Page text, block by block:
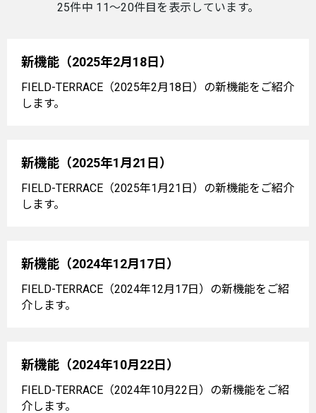
25件中 11〜20件目を表示しています。
新機能（2025年2月18日）
FIELD-TERRACE（2025年2月18日）の新機能をご紹介
します。
新機能（2025年1月21日）
FIELD-TERRACE（2025年1月21日）の新機能をご紹介
します。
新機能（2024年12月17日）
FIELD-TERRACE（2024年12月17日）の新機能をご紹
介します。
新機能（2024年10月22日）
FIELD-TERRACE（2024年10月22日）の新機能をご紹
介します。